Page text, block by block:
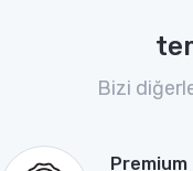
Bizi
Premium